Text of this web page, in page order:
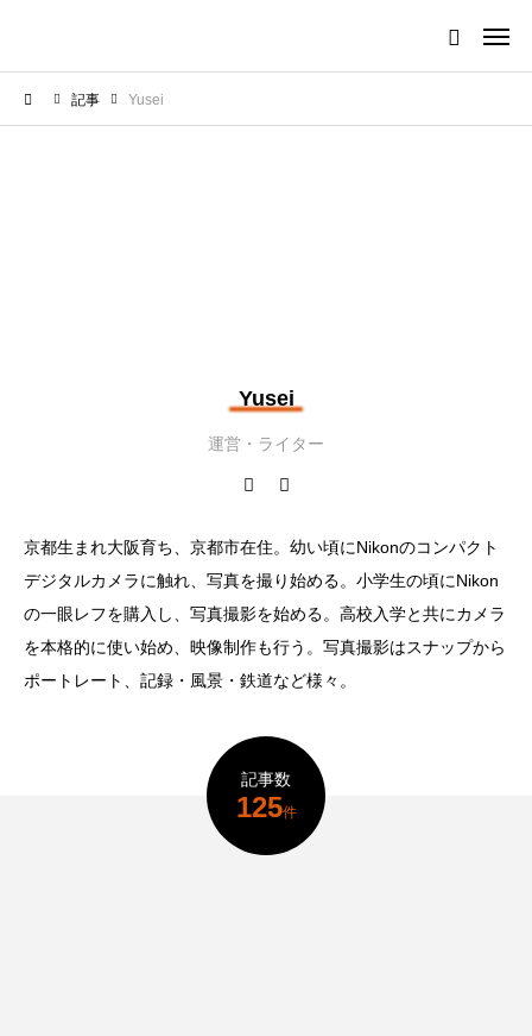
記事 Yusei
Yusei
運営・ライター
京都生まれ大阪育ち、京都市在住。幼い頃にNikonのコンパクト
デジタルカメラに触れ、写真を撮り始める。小学生の頃にNikon
の一眼レフを購入し、写真撮影を始める。高校入学と共にカメラ
を本格的に使い始め、映像制作も行う。写真撮影はスナップから
ポートレート、記録・風景・鉄道など様々。
記事数
125件